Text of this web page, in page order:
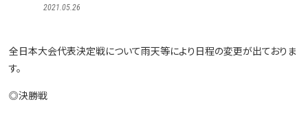
2021.05.26
全日本大会代表決定戦について雨天等により日程の変更が出ておりま
す。
◎決勝戦